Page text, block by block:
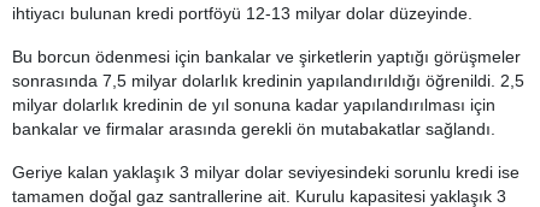
ihtiyacı bulunan kredi portföyü 12-13 milyar dolar düzeyinde.
Bu borcun ödenmesi için bankalar ve şirketlerin yaptığı görüşmeler
sonrasında 7,5 milyar dolarlık kredinin yapılandırıldığı öğrenildi. 2,5
milyar dolarlık kredinin de yıl sonuna kadar yapılandırılması için
bankalar ve firmalar arasında gerekli ön mutabakatlar sağlandı.
Geriye kalan yaklaşık 3 milyar dolar seviyesindeki sorunlu kredi ise
tamamen doğal gaz santrallerine ait. Kurulu kapasitesi yaklaşık 3